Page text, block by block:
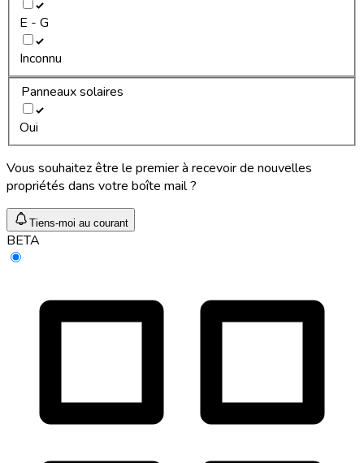
E - G
Inconnu
Panneaux solaires
Oui
Vous souhaitez être le premier à recevoir de nouvelles
propriétés dans votre boîte mail ?
Tiens-moi au courant
BETA